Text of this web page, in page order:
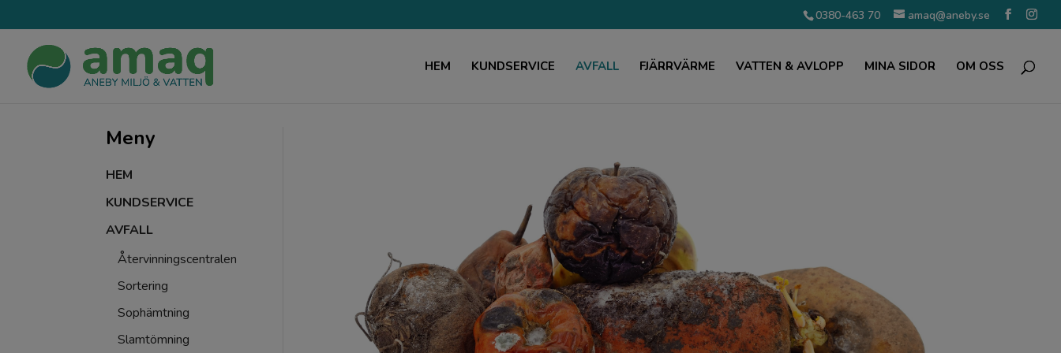
0380-463 70 amaq@aneby.se
HEM KUNDSERVICE AVFALL FJÄRRVÄRME VATTEN & AVLOPP MINA SIDOR OM OSS
Meny
HEM
KUNDSERVICE
AVFALL
Återvinningscentralen
Sortering
Sophämtning
Slamtömning